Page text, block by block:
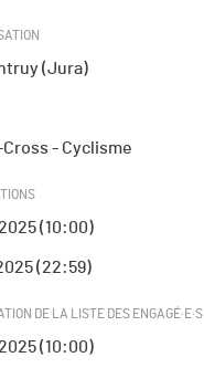
(Jura)
- Cyclisme
(10:00)
(22:59)
DE LA LISTE DES ENGAGÉ·E·S
(10:00)